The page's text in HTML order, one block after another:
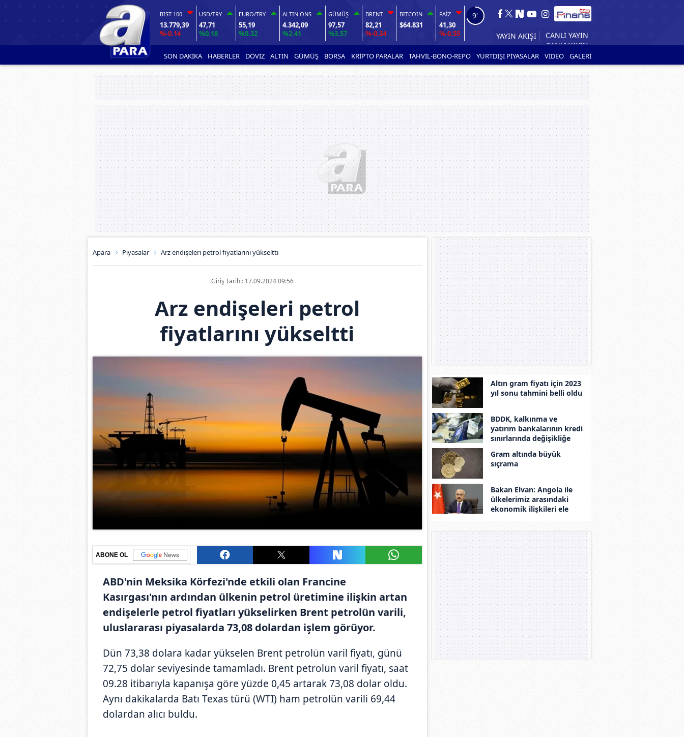
BIST 100
13.779,39
%-0.14
USD/TRY
47,71
%0.18
EURO/TRY
55,19
%0.32
ALTIN ONS
4.342,09
%2.41
GÜMÜŞ
97,57
%3.57
BRENT
82,21
%-0.34
BITCOIN
$64.831
FAİZ
41,30
%-0.55
7'
YAYIN AKIŞI
SON DAKİKA HABERLER DÖVİZ ALTIN GÜMÜŞ BORSA KRİPTO PARALAR TAHVİL-BONO-REPO YURTDIŞI PİYASALAR VİDEO GALERİ
Apara Piyasalar Arz endişeleri petrol fiyatlarını yükseltti
Giriş Tarihi: 17.09.2024 09:56
Arz endişeleri petrol
fiyatlarını yükseltti
ABONE OL
ABD'nin Meksika Körfezi'nde etkili olan Francine
Kasırgası'nın ardından ülkenin petrol üretimine ilişkin artan
endişelerle petrol fiyatları yükselirken Brent petrolün varili,
uluslararası piyasalarda 73,08 dolardan işlem görüyor.
Dün 73,38 dolara kadar yükselen Brent petrolün varil fiyatı, günü
72,75 dolar seviyesinde tamamladı. Brent petrolün varil fiyatı, saat
09.28 itibarıyla kapanışa göre yüzde 0,45 artarak 73,08 dolar oldu.
Aynı dakikalarda Batı Texas türü (WTI) ham petrolün varili 69,44
dolardan alıcı buldu.
Altın gram fiyatı için 2023
yıl sonu tahmini belli oldu
BDDK, kalkınma ve
yatırım bankalarının kredi
sınırlarında değişikliğe
Gram altında büyük
sıçrama
Bakan Elvan: Angola ile
ülkelerimiz arasındaki
ekonomik ilişkileri ele